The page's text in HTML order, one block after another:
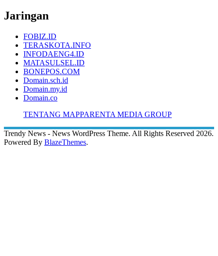
Jaringan
FOBIZ.ID
TERASKOTA.INFO
INFODAENG4.ID
MATASULSEL.ID
BONEPOS.COM
Domain.sch.id
Domain.my.id
Domain.co
TENTANG MAPPARENTA MEDIA GROUP
Trendy News - News WordPress Theme. All Rights Reserved 2026.
Powered By BlazeThemes.